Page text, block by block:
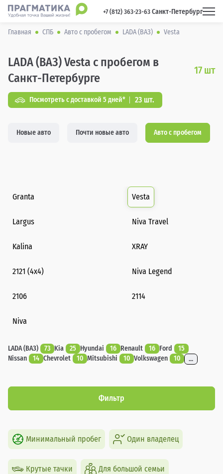
+7 (812) 363-23-63 Санкт-Петербург
Главная СПБ Авто с пробегом LADA (ВАЗ) Vesta
LADA (ВАЗ) Vesta с пробегом в
Санкт-Петербурге
17 шт
Посмотреть с доставкой 5 дней* 23 шт.
Новые авто Почти новые авто Авто с пробегом
Granta Vesta
Largus Niva Travel
Kalina XRAY
2121 (4x4) Niva Legend
2106 2114
Niva
LADA (ВАЗ) 73 Kia 25 Hyundai 16 Renault 16 Ford
15
Nissan
14 Chevrolet 10 Mitsubishi 10 Volkswagen 10 ...
Фильтр
Минимальный пробег Один владелец
Крутые тачки Для большой семьи